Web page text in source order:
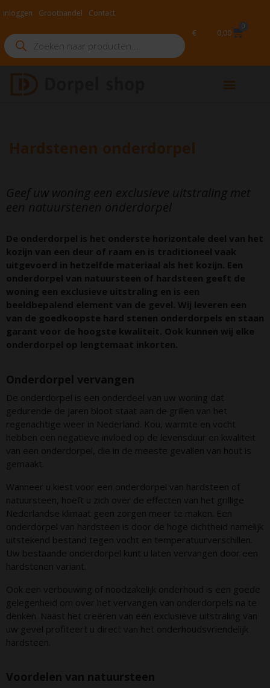
inloggen Groot­handel Contact
€ 0,00
0
Hardstenen onderdorpel
Geef uw woning een exclusieve uitstraling met
een natuurstenen onderdorpel
De onderdorpel is het onderste horizontale deel van het
kozijn van een deur of raam en is traditioneel vaak
uitgevoerd in hetzelfde materiaal als het kozijn. Een
onderdorpel van natuursteen of hardsteen geeft de
woning een exclusieve uitstraling en is een
beeldbepalend element van de gevel. Wij leveren een
van de goedkoopste hard stenen onderdorpels en staan
garant voor de hoogste kwaliteit. Ook kunnen wij elke
onderdorpel op lengtemaat inkorten.
Onderdorpel vervangen
De onderdorpel is een onderdeel van uw woning dat
gedurende de jaren bloot staat aan de grillen van het
regenachtige weer in Nederland. Kou, warmte en vocht
hebben een negatieve invloed op de levensduur en kwaliteit
van een onderdorpel, die in de meeste gevallen van hout is
gemaakt.
Wanneer u kiest voor een onderdorpel van hardsteen of
natuursteen, hoeft u zich over de effecten van het grillige
Nederlandse klimaat geen zorgen meer te maken. Een
onderdorpel van hardsteen is door de hoge dichtheid namelijk
uitstekend bestand tegen vocht en temperatuurverschillen.
Uw bestaande onderdorpel kunt u laten vervangen door een
hardstenen variant.
Ook een verbouwing of noodzakelijk onderhoud is een goede
gelegenheid om over het vervangen van onderdorpels na te
denken. Naast het creëren van een exclusieve uitstraling van
uw gevel profiteert u direct van het onderhoudsvriendelijk
hardsteen.
Voordelen van natuursteen